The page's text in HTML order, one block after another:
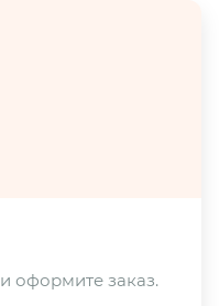
оформите заказ.